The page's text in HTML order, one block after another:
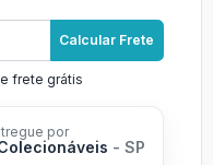
Calcular Frete
frete grátis
por
- SP